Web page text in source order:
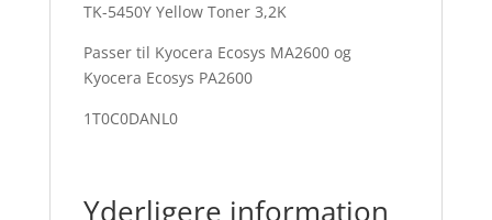
TK-5450Y Yellow Toner 3,2K
Passer til Kyocera Ecosys MA2600 og
Kyocera Ecosys PA2600
1T0C0DANL0
Yderligere information